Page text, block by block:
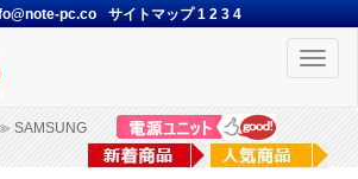
pc.co サイトマップ1 2 3 4
Toggle
SAMSUNG